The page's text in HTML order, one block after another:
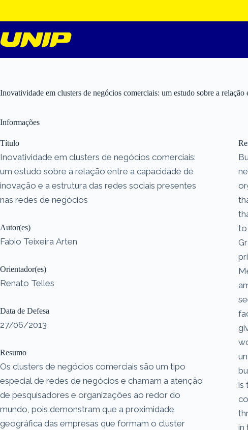
o
conteúdo
Inovatividade em clusters de negócios comerciais: um estudo sobre a
Informações
Título
Inovatividade em clusters de negócios comerciais:
um estudo sobre a relação entre a capacidade de
inovação e a estrutura das redes sociais presentes
nas redes de negócios
Autor(es)
Fabio Teixeira Arten
Orientador(es)
Renato Telles
Data de Defesa
27/06/2013
Resumo
Os clusters de negócios comerciais são um tipo
especial de redes de negócios e chamam a atenção
de pesquisadores e organizações ao redor do
mundo, pois demonstram que a proximidade
geográfica das empresas que formam o cluster
to
is
in